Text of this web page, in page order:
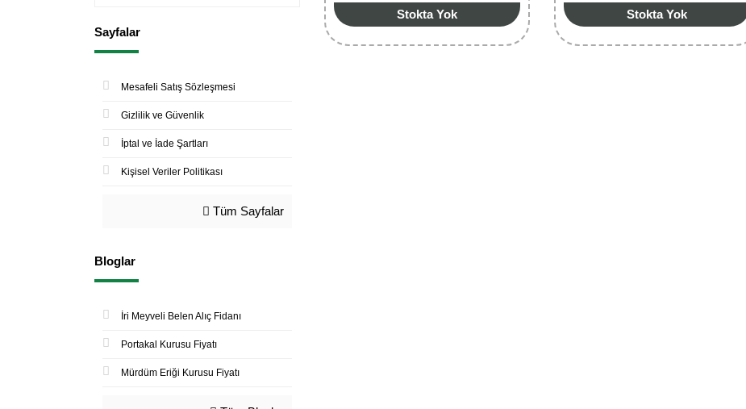
Sayfalar
Mesafeli Satış Sözleşmesi
Gizlilik ve Güvenlik
İptal ve İade Şartları
Kişisel Veriler Politikası
Tüm Sayfalar
Bloglar
İri Meyveli Belen Alıç Fidanı
Portakal Kurusu Fiyatı
Mürdüm Eriği Kurusu Fiyatı
Stokta Yok
Stokta Yok